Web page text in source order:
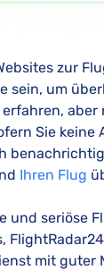
zur
sein, um
Sie
Ihren Flug
und seriöse
mit guter